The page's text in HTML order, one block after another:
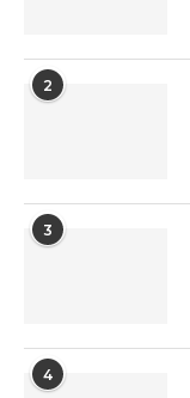
2
3
4